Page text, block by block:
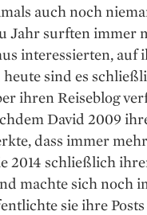
auch noch
Jahr surften immer
interessierten, auf
sind es
ihren Reiseblog
David 2009
dass immer
2014 schließlich
machte sich noch
sie ihre